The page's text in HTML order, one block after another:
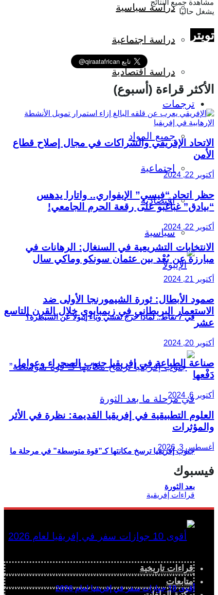
دراسة سياسية
دراسة اجتماعية
دراسة اقتصادية
ترجمات
جميع المواد
اجتماعية
اقتصادية
سياسية
في 7 نقاط.. لماذا خرج تفشي وباء إيبولا عن السيطرة؟
جنوب إفريقيا ترسخ مكانتها كـ”قوة متوسطة” في مرحلة ما
بعد الثورة
أقوى 10 جوازات سفر في إفريقيا لعام 2026
مشاهدة جميع النتائج
يشغل حاليا
تويتر
الأكثر قراءة (أسبوع)
الاتحاد الإفريقي والشراكات في مجال إصلاح قطاع
الأمن
أكتوبر 22, 2024
حظر اتحاد “فيسي” الإيفواري.. واتارا يدهس
“بيادق” غباغبو على رقعة الحرم الجامعي!
أكتوبر 22, 2024
الانتخابات التشريعية في السنغال: الرهانات في
مبارزة عن بُعْد بين عثمان سونكو وماكي سال
أكتوبر 21, 2024
صمود الأبطال: ثورة الشيمورنجا الأولى ضد
الاستعمار البريطاني في زيمبابوي خلال القرن التاسع
عشر
أكتوبر 20, 2024
صناعة الطباعة في إفريقيا جنوب الصحراء وعوامل
دَفْعها
أكتوبر 6, 2024
العلوم التطبيقية في إفريقيا القديمة: نظرة في الأثر
والمؤثرات
أغسطس 3, 2026
فيسبوك
قراءات تاريخية
متابعات